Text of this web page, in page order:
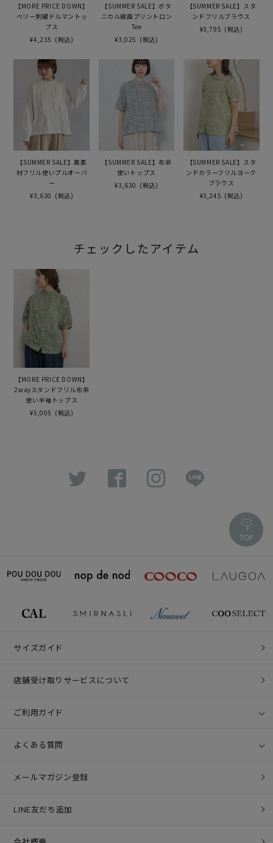
【MORE PRICE DOWN】
ベリー刺繍ドルマントッ
プス
¥4,235 (税込)
【SUMMER SALE】ボタ
ニカル線画プリントロン
Tee
¥3,025 (税込)
【SUMMER SALE】スタ
ンドフリルブラウス
¥3,795 (税込)
【SUMMER SALE】異素
材フリル使いプルオーバ
ー
¥3,630 (税込)
【SUMMER SALE】布帛
使いトップス
¥3,630 (税込)
【SUMMER SALE】スタ
ンドカラーフリルヨーク
ブラウス
¥3,245 (税込)
チェックしたアイテム
【MORE PRICE DOWN】
2wayスタンドフリル布帛
使い半袖トップス
¥5,005 (税込)
サイズガイド
店舗受け取りサービスについて
ご利用ガイド
よくある質問
メールマガジン登録
LINE友だち追加